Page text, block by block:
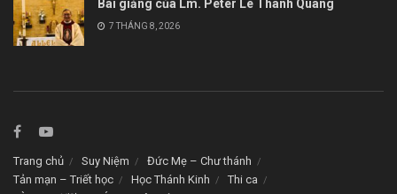
Bài giảng của Lm. Peter Lê Thanh Quang
7 THÁNG 8, 2026
Trang chủ Suy Niệm
Đức Mẹ – Chư thánh
Tản mạn – Triết học
Học Thánh Kinh
Thi ca